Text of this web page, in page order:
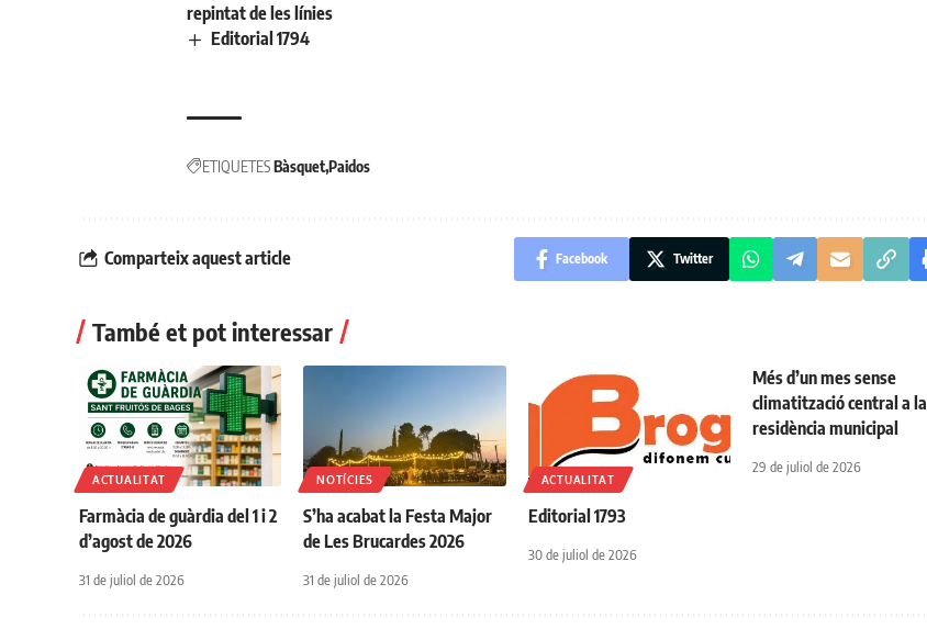
repintat de les línies
Editorial 1794
ETIQUETESBàsquetPaidos
Comparteix aquest article Facebook Twitter
També et pot interessar
ACTUALITAT
Farmàcia de guàrdia del 1 i 2
d’agost de 2026
31 de juliol de 2026
NOTÍCIES
S’ha acabat la Festa Major
de Les Brucardes 2026
31 de juliol de 2026
ACTUALITAT
Editorial 1793
30 de juliol de 2026
Més d’un mes sense
climatització central a la
residència municipal
29 de juliol de 2026